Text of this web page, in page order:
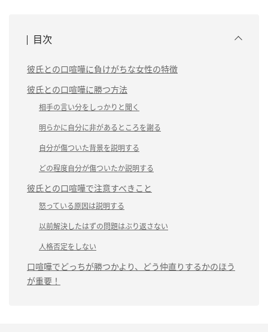
目次
彼氏との口喧嘩に負けがちな女性の特徴
彼氏との口喧嘩に勝つ方法
相手の言い分をしっかりと聞く
明らかに自分に非があるところを謝る
自分が傷ついた背景を説明する
どの程度自分が傷ついたか説明する
彼氏との口喧嘩で注意すべきこと
怒っている原因は説明する
以前解決したはずの問題はぶり返さない
人格否定をしない
口喧嘩でどっちが勝つかより、どう仲直りするかのほう
が重要！